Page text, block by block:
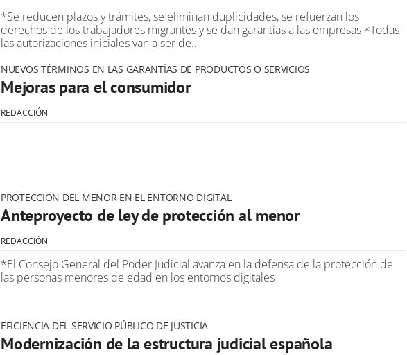
*Se reducen plazos y trámites, se eliminan duplicidades, se refuerzan los
derechos de los trabajadores migrantes y se dan garantías a las empresas *Todas
las autorizaciones iniciales van a ser de…
NUEVOS TÉRMINOS EN LAS GARANTÍAS DE PRODUCTOS O SERVICIOS
Mejoras para el consumidor
REDACCIÓN
PROTECCION DEL MENOR EN EL ENTORNO DIGITAL
Anteproyecto de ley de protección al menor
REDACCIÓN
*El Consejo General del Poder Judicial avanza en la defensa de la protección de
las personas menores de edad en los entornos digitales
EFICIENCIA DEL SERVICIO PÚBLICO DE JUSTICIA
Modernización de la estructura judicial española